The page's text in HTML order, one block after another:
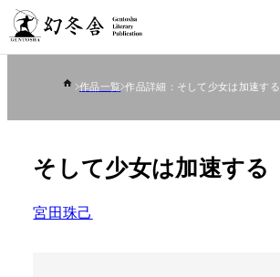
作品一覧 作品詳細：そして少女は加速する
そして少女は加速する
宮田珠己